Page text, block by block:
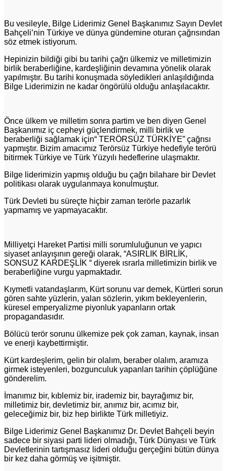
Bu vesileyle, Bilge Liderimiz Genel Başkanımız Sayın Devlet
Bahçeli’nin Türkiye ve dünya gündemine oturan çağrısından
söz etmek istiyorum.
Hepinizin bildiği gibi bu tarihi çağrı ülkemiz ve milletimizin
birlik beraberliğine, kardeşliğinin devamına yönelik olarak
yapılmıştır. Bu tarihi konuşmada söyledikleri anlaşıldığında
Bilge Liderimizin ne kadar öngörülü olduğu anlaşılacaktır.
Önce ülkem ve milletim sonra partim ve ben diyen Genel
Başkanımız iç cepheyi güçlendirmek, milli birlik ve
beraberliği sağlamak için“ TERÖRSÜZ TÜRKİYE” çağrısı
yapmıştır. Bizim amacımız Terörsüz Türkiye hedefiyle terörü
bitirmek Türkiye ve Türk Yüzyılı hedeflerine ulaşmaktır.
Bilge liderimizin yapmış olduğu bu çağrı bilahare bir Devlet
politikası olarak uygulanmaya konulmuştur.
Türk Devleti bu süreçte hiçbir zaman terörle pazarlık
yapmamış ve yapmayacaktır.
Milliyetçi Hareket Partisi milli sorumluluğunun ve yapıcı
siyaset anlayışının gereği olarak, “ASIRLIK BİRLİK,
SONSUZ KARDEŞLİK “ diyerek ısrarla milletimizin birlik ve
beraberliğine vurgu yapmaktadır.
Kıymetli vatandaşlarım, Kürt sorunu var demek, Kürtleri sorun
gören sahte yüzlerin, yalan sözlerin, yıkım bekleyenlerin,
küresel emperyalizme piyonluk yapanların ortak
propagandasıdır.
Bölücü terör sorunu ülkemize pek çok zaman, kaynak, insan
ve enerji kaybettirmiştir.
Kürt kardeşlerim, gelin bir olalım, beraber olalım, aramıza
girmek isteyenleri, bozgunculuk yapanları tarihin çöplüğüne
gönderelim.
İmanımız bir, kıblemiz bir, irademiz bir, bayrağımız bir,
milletimiz bir, devletimiz bir, anımız bir, acımız bir,
geleceğimiz bir, biz hep birlikte Türk milletiyiz.
Bilge Liderimiz Genel Başkanımız Dr. Devlet Bahçeli beyin
sadece bir siyasi parti lideri olmadığı, Türk Dünyası ve Türk
Devletlerinin tartışmasız lideri olduğu gerçeğini bütün dünya
bir kez daha görmüş ve işitmiştir.